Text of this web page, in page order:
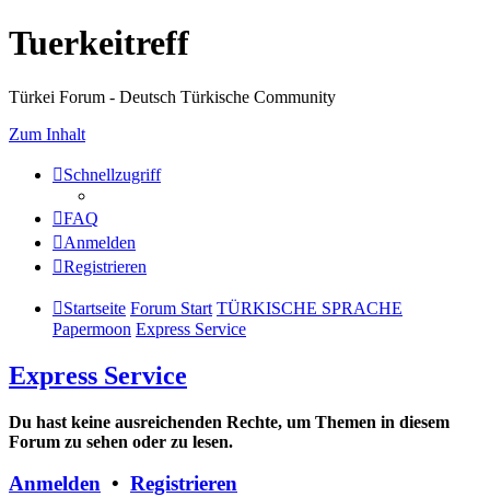
Tuerkeitreff
Türkei Forum - Deutsch Türkische Community
Zum Inhalt
Schnellzugriff
FAQ
Anmelden
Registrieren
Startseite Forum Start TÜRKISCHE SPRACHE
Papermoon Express Service
Express Service
Du hast keine ausreichenden Rechte, um Themen in diesem
Forum zu sehen oder zu lesen.
Anmelden • Registrieren